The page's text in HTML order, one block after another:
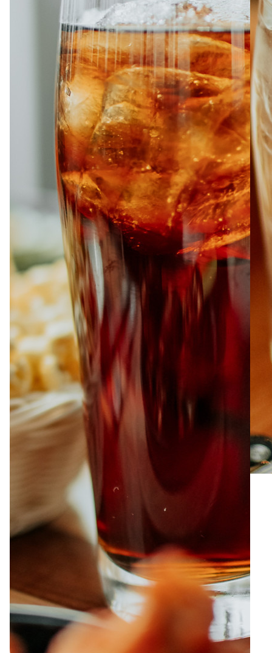
EMPLOIS EN ÉPICERIE BOUTIQUE
TRAITEUR ÉVÉNEMENTIEL NOUS JOINDRE
DONNER VOTRE OPINION